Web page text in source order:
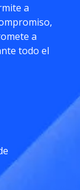
a
a
todo el